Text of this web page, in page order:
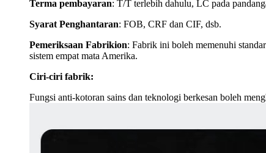
Terma pembayaran: T/T terlebih dahulu, LC pada
Syarat Penghantaran: FOB, CRF dan CIF, dsb.
Pemeriksaan Fabrikion: Fabrik ini boleh memenuhi
sistem empat mata Amerika.
Ciri-ciri fabrik:
Fungsi anti-kotoran sains dan teknologi berkesan boleh